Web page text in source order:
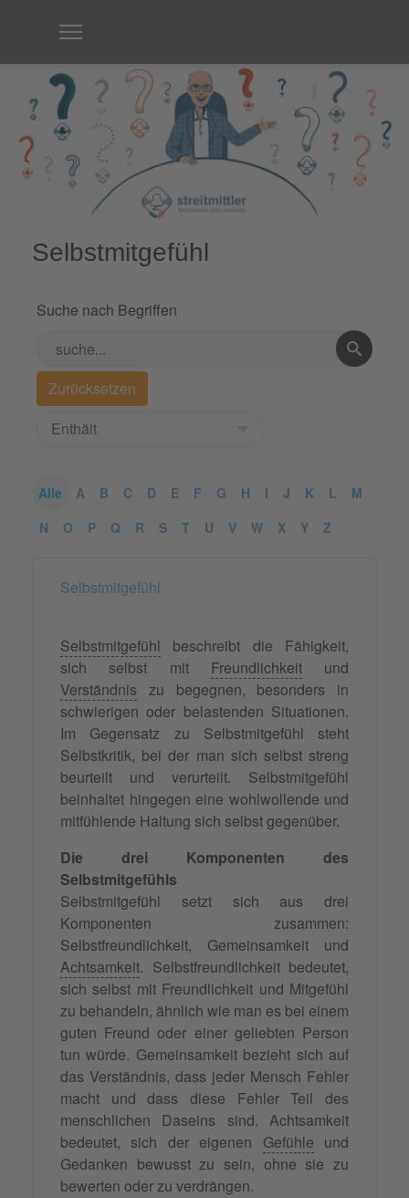
Selbstmitgefühl
Suche nach Begriffen
Alle A B C D E F G H I J K L
M
N
O P Q R S T U V W X Y Z
Selbstmitgefühl
Selbstmitgefühl beschreibt die Fähigkeit,
sich selbst mit Freundlichkeitund
Verständnis zu begegnen, besonders in
schwierigen oder belastenden Situationen.
Im Gegensatz zu Selbstmitgefühl steht
Selbstkritik, bei der man sich selbst streng
beurteilt und verurteilt. Selbstmitgefühl
beinhaltet hingegen eine wohlwollende und
mitfühlende Haltung sich selbst gegenüber.
Die drei Komponenten des
Selbstmitgefühls
Selbstmitgefühl setzt sich aus drei
Komponenten zusammen:
Selbstfreundlichkeit, Gemeinsamkeit und
Achtsamkeit. Selbstfreundlichkeit bedeutet,
sich selbst mit Freundlichkeit und Mitgefühl
zu behandeln, ähnlich wie man es bei einem
guten Freund oder einer geliebten Person
tun würde. Gemeinsamkeit bezieht sich auf
das Verständnis, dass jeder Mensch Fehler
macht und dass diese Fehler Teil des
menschlichen Daseins sind. Achtsamkeit
bedeutet, sich der eigenen Gefühle und
Gedanken bewusst zu sein, ohne sie zu
bewerten oder zu verdrängen.